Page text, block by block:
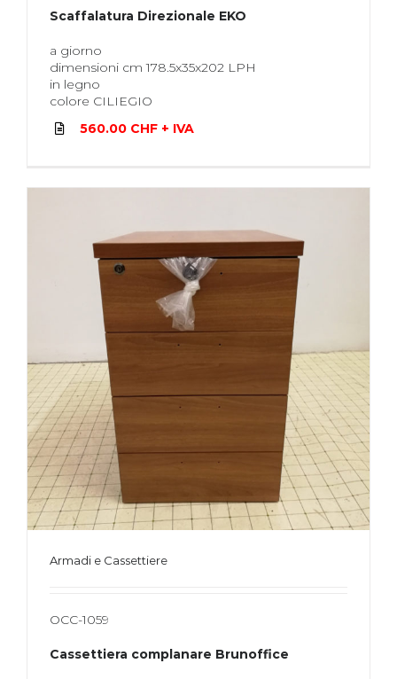
Scaffalatura Direzionale EKO
a giorno
dimensioni cm 178.5x35x202 LPH
in legno
colore CILIEGIO
560.00 CHF + IVA
Armadi e Cassettiere
OCC-1059
Cassettiera complanare Brunoffice